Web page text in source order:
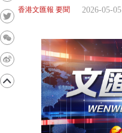
香港文匯報 要聞 2026-05-05